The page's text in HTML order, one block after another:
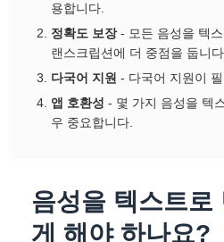
용합니다.
정확도 보장- 모든 음성을 텍
랜스크립션에 더 중점을 둡니다.
다국어 지원 - 다국어 지원이
앱 호환성 - 몇 가지 음성을 텍
우 중요합니다.
음성을 텍스트
게 해야 하나요?